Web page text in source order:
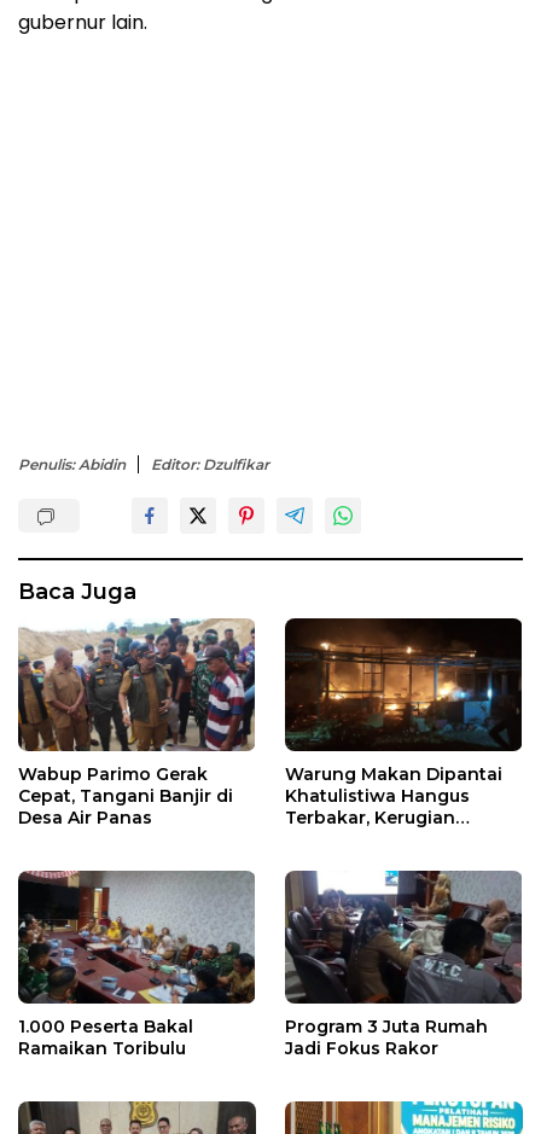
gubernur lain.
Penulis: Abidin Editor: Dzulfikar
Baca Juga
Wabup Parimo Gerak
Cepat, Tangani Banjir di
Desa Air Panas
Warung Makan Dipantai
Khatulistiwa Hangus
Terbakar, Kerugian
1.000 Peserta Bakal
Ramaikan Toribulu
Program 3 Juta Rumah
Jadi Fokus Rakor